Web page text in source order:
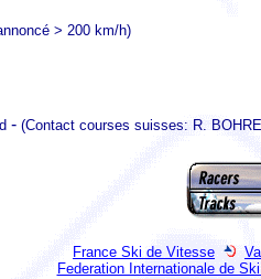
> 200 km/h)
- (Contact courses suisses: R.
France Ski de Vitesse
Federation Internationale de